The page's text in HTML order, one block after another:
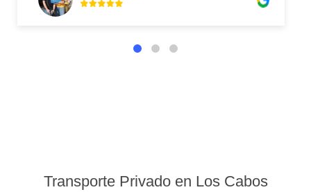
Transporte Privado en Los Cabos